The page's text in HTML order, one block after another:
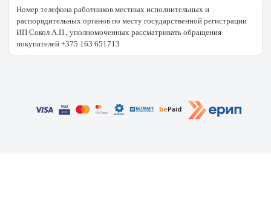
Номер телефона работников местных исполнительных и
распорядительных органов по месту государственной регистрации
ИП Сокол А.П., уполномоченных рассматривать обращения
покупателей +375 163 651713